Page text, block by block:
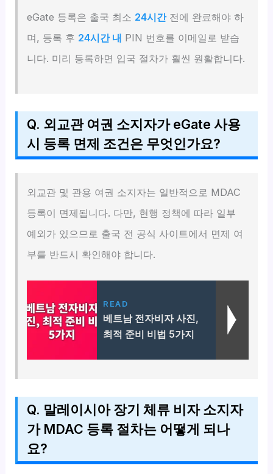
eGate 등록은 출국 최소 24시간전에 완료해야 하
며, 등록 후 24시간 내 PIN 번호를 이메일로 받습
니다. 미리 등록하면 입국 절차가 훨씬 원활합니다.
Q. 외교관 여권 소지자가 eGate 사용
시 등록 면제 조건은 무엇인가요?
외교관 및 관용 여권 소지자는 일반적으로 MDAC
등록이 면제됩니다. 다만, 현행 정책에 따라 일부
예외가 있으므로 출국 전 공식 사이트에서 면제 여
부를 반드시 확인해야 합니다.
READ
베트남 전자비자 사진,
최적 준비 비법 5가지
Q. 말레이시아 장기 체류 비자 소지자
가 MDAC 등록 절차는 어떻게 되나
요?